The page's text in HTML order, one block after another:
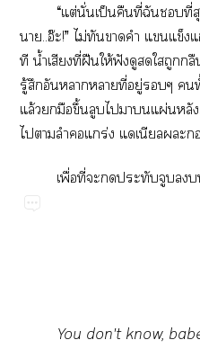
“​ต่​ั่​ป็​​ี่​​​ี่​
..อ๊!”​ไม่​
​น้ำ​​ี่​ฝื​ให้​ฟั
ู้​​​​​ี่​ู่​
ล้​​​ึ้​​​​​ผ่​​
​​​​ร่
ื่​ี่​